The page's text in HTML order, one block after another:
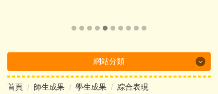
網站分類
Department Brochure
首頁 師生成果 學生成果 綜合表現